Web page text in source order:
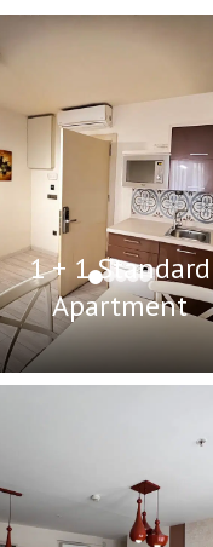
1 + 1 Standard
Apartment